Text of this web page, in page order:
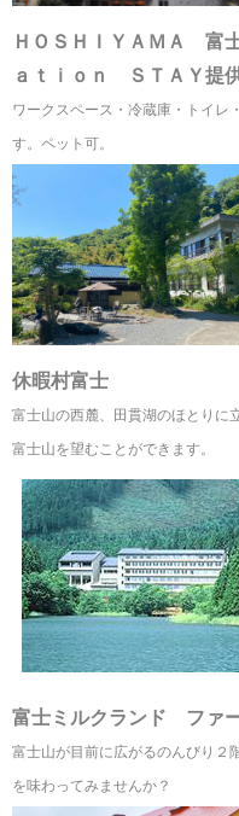
ＨＯＳＨＩＹＡＭＡ 富
ａｔｉｏｎ ＳＴＡＹ提供
ワークスペース・冷蔵庫・トイレ
す。ペット可。
休暇村富士
富士山の西麓、田貫湖のほとりに
富士山を望むことができます。
富士ミルクランド ファ
富士山が目前に広がるのんびり２
を味わってみませんか？